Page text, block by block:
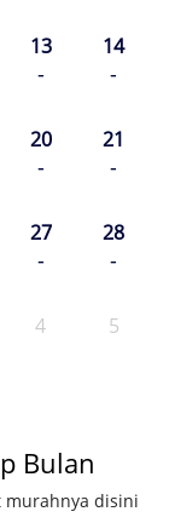
13
-
14
-
20
-
21
-
27
-
28
-
4 5
Bulan
murahnya disini